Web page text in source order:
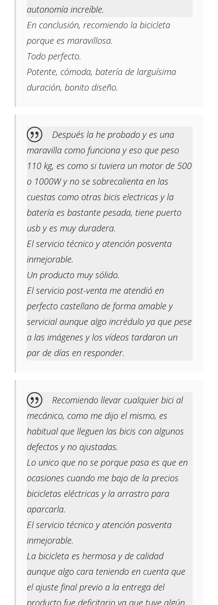
autonomía increíble.
En conclusión, recomiendo la bicicleta
porque es maravillosa.
Todo perfecto.
Potente, cómoda, batería de larguísima
duración, bonito diseño.
Después la he probado y es una
maravilla como funciona y eso que peso
110 kg, es como si tuviera un motor de 500
o 1000W y no se sobrecalienta en las
cuestas como otras bicis electricas y la
batería es bastante pesada, tiene puerto
usb y es muy duradera.
El servicio técnico y atención posventa
inmejorable.
Un producto muy sólido.
El servicio post-venta me atendió en
perfecto castellano de forma amable y
servicial aunque algo incrédulo ya que pese
a las imágenes y los vídeos tardaron un
par de días en responder.
Recomiendo llevar cualquier bici al
mecánico, como me dijo el mismo, es
habitual que lleguen las bicis con algunos
defectos y no ajustadas.
Lo unico que no se porque pasa es que en
ocasiones cuando me bajo de la precios
bicicletas eléctricas y la arrastro para
aparcarla.
El servicio técnico y atención posventa
inmejorable.
La bicicleta es hermosa y de calidad
aunque algo cara teniendo en cuenta que
el ajuste final previo a la entrega del
producto fue deficitario ya que tuve algún